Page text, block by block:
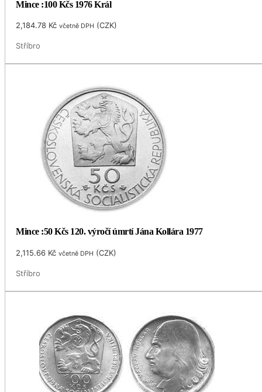
Mince :100 Kčs 1976 Král
2,184.78 Kč včetně DPH (CZK)
Stříbro
Mince :50 Kčs 120. výročí úmrtí Jána Kollára 1977
2,115.66 Kč včetně DPH (CZK)
Stříbro